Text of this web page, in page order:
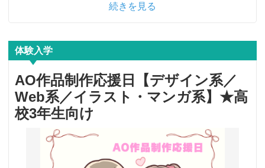
続きを見る
体験入学
AO作品制作応援日【デザイン系／
Web系／イラスト・マンガ系】★高
校3年生向け